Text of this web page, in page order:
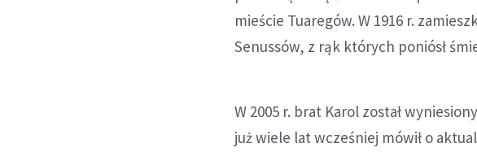
mieście Tuaregów. W 1916 r.
Senussów, z rąk których poniósł
W 2005 r. brat Karol został
już wiele lat wcześniej mówił o